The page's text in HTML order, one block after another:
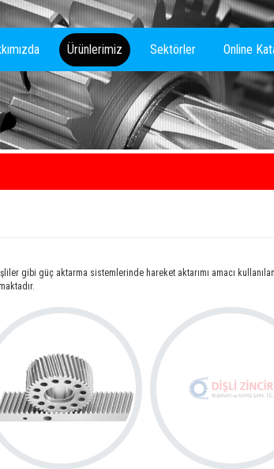
Ürünlerimiz Sektörler Online
gibi güç aktarma sistemlerinde hareket aktarımı amacı